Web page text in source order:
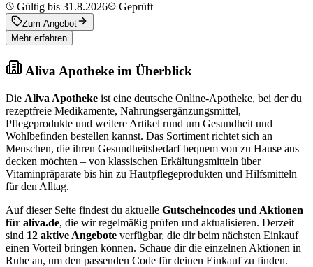
Gültig bis 31.8.2026
Geprüft
Zum Angebot
Mehr erfahren
Aliva Apotheke im Überblick
Die Aliva Apotheke ist eine deutsche Online-Apotheke, bei der du
rezeptfreie Medikamente, Nahrungsergänzungsmittel,
Pflegeprodukte und weitere Artikel rund um Gesundheit und
Wohlbefinden bestellen kannst. Das Sortiment richtet sich an
Menschen, die ihren Gesundheitsbedarf bequem von zu Hause aus
decken möchten – von klassischen Erkältungsmitteln über
Vitaminpräparate bis hin zu Hautpflegeprodukten und Hilfsmitteln
für den Alltag.
Auf dieser Seite findest du aktuelle Gutscheincodes und Aktionen
für aliva.de, die wir regelmäßig prüfen und aktualisieren. Derzeit
sind 12 aktive Angebote verfügbar, die dir beim nächsten Einkauf
einen Vorteil bringen können. Schaue dir die einzelnen Aktionen in
Ruhe an, um den passenden Code für deinen Einkauf zu finden.